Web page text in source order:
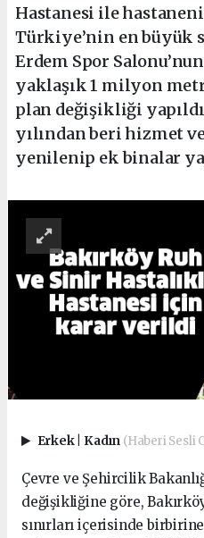
Hastanesi ile
Türkiye’nin en büyük
Erdem Spor
yaklaşık 1 milyon
plan değişikliği
yılından beri hizmet
yenilenip ek binalar
Erkek Kadın (Haberi Sesli
Çevre ve Şehircilik
değişikliğine göre,
sınırları içerisinde